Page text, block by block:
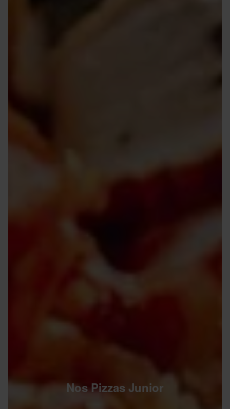
Nos Pizzas Junior